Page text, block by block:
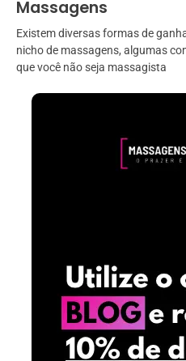
Massagens
Existem diversas formas de
nicho de massagens, algumas
que você não seja massagista